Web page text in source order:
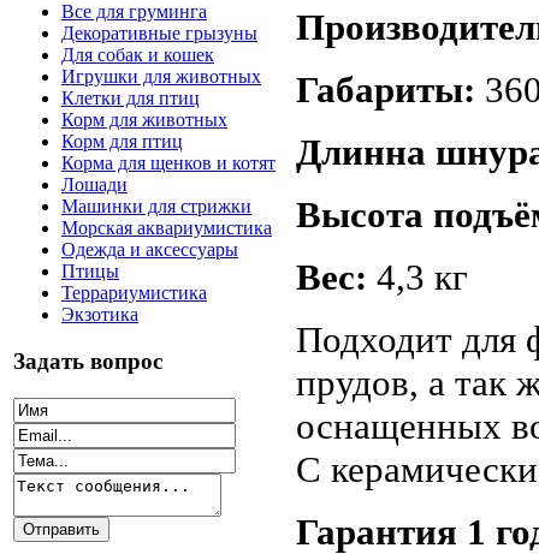
Все для груминга
Декоративные грызуны
Для собак и кошек
Игрушки для животных
Клетки для птиц
Корм для животных
Корм для птиц
Корма для щенков и котят
Лошади
Машинки для стрижки
Морская аквариумистика
Одежда и аксессуары
Птицы
Террариумистика
Экзотика
Задать вопрос
Габариты:
Длинна
Высота
Вес: 4,3 кг
Подходит для
прудов, а так
оснащенных
С
Гарантия 1